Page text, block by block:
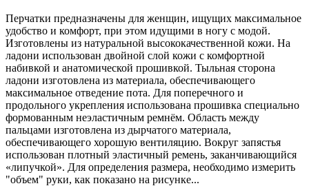
Перчатки предназначены для женщин, ищущих максимальное
удобство и комфорт, при этом идущими в ногу с модой.
Изготовлены из натуральной высококачественной кожи. На
ладони использован двойной слой кожи с комфортной
набивкой и анатомической прошивкой. Тыльная сторона
ладони изготовлена из материала, обеспечивающего
максимальное отведение пота. Для поперечного и
продольного укрепления использована прошивка специально
формованным неэластичным ремнём. Область между
пальцами изготовлена из дырчатого материала,
обеспечивающего хорошую вентиляцию. Вокруг запястья
использован плотный эластичный ремень, заканчивающийся
«липучкой». Для определения размера, необходимо измерить
"объем" руки, как показано на рисунке...